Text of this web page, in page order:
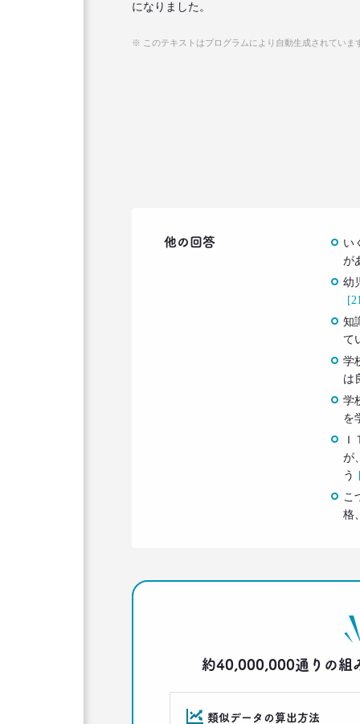
になりました。
※ このテキストはプログラムにより自動生成されていま
他の回答
い
が
幼
知
て
学
は
学
を
が
う
こ
格
約40,000,000通りの組
類似データの算出方法